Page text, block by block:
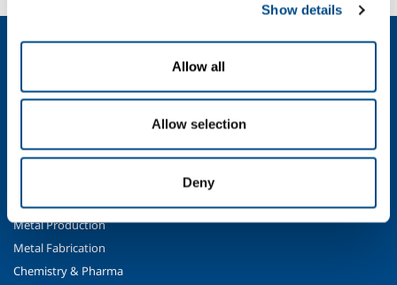
Show details
Allow all
Allow selection
Deny
Chi siamo
Etica e valori
Food & Beverage
Metal Production
Metal Fabrication
Chemistry & Pharma